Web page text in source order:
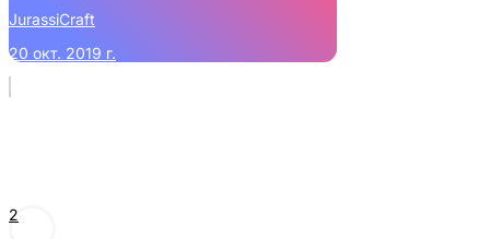
JurassiCraft
20 окт. 2019 г.
2